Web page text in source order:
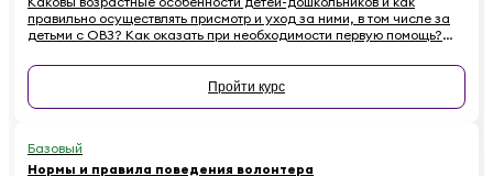
правильно осуществлять присмотр и уход за ними, в том числе за
детьми с ОВЗ? Как оказать при необходимости первую помощь?
добровольцев, работающих с детьми
Пройти курс
Базовый
Нормы и правила поведения волонтера